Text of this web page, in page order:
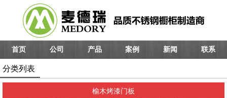
首页 公司 产品 案例 新闻 联系
分类列表
榆木烤漆门板